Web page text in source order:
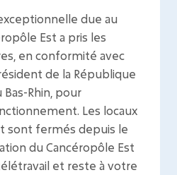
due au
Est a pris les
en conformité avec
de la République
Rhin, pour
Les locaux
sont fermés depuis le
du Cancéropôle Est
et reste à votre